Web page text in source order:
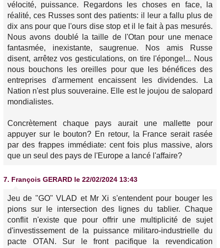
vélocité, puissance. Regardons les choses en face, la
réalité, ces Russes sont des patients: il leur a fallu plus de
dix ans pour que l'ours dise stop et il le fait à pas mesurés.
Nous avons doublé la taille de l'Otan pour une menace
fantasmée, inexistante, saugrenue. Nos amis Russe
disent, arrêtez vos gesticulations, on tire l'éponge!... Nous
nous bouchons les oreilles pour que les bénéfices des
entreprises d'armement encaissent les dividendes. La
Nation n'est plus souveraine. Elle est le joujou de salopard
mondialistes.
Concrètement chaque pays aurait une mallette pour
appuyer sur le bouton? En retour, la France serait rasée
par des frappes immédiate: cent fois plus massive, alors
que un seul des pays de l'Europe a lancé l'affaire?
7. François GERARD le 22/02/2024 13:43
Jeu de "GO" VLAD et Mr Xi s'entendent pour bouger les
pions sur le intersection des lignes du tablier. Chaque
conflit n'existe que pour offrir une multiplicité de sujet
d'investissement de la puissance militaro-industrielle du
pacte OTAN. Sur le front pacifique la revendication